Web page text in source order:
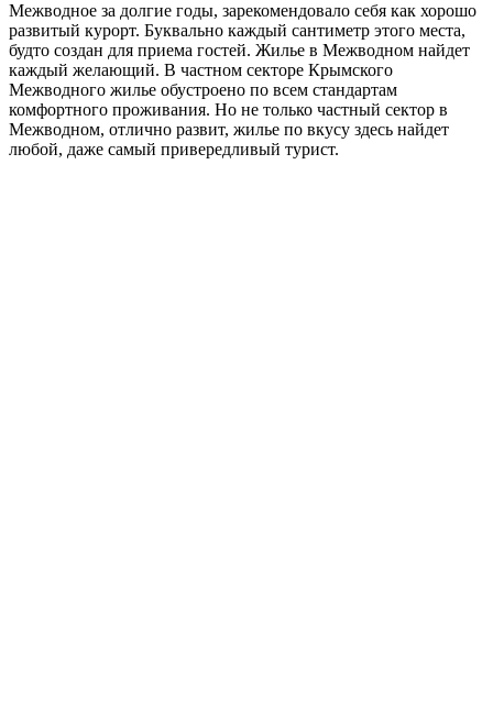
Межводное за долгие годы, зарекомендовало себя как хорошо
развитый курорт. Буквально каждый сантиметр этого места,
будто создан для приема гостей. Жилье в Межводном найдет
каждый желающий. В частном секторе Крымского
Межводного жилье обустроено по всем стандартам
комфортного проживания. Но не только частный сектор в
Межводном, отлично развит, жилье по вкусу здесь найдет
любой, даже самый привередливый турист.